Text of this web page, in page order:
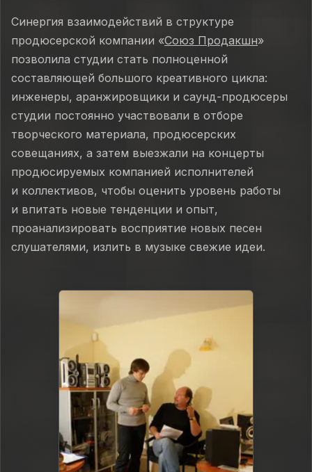
Синергия взаимодействий в структуре
продюсерской компании «Союз Продакшн»
позволила студии стать полноценной
составляющей большого креативного цикла:
инженеры, аранжировщики и саунд-продюсеры
студии постоянно участвовали в отборе
творческого материала, продюсерских
совещаниях, а затем выезжали на концерты
продюсируемых компанией исполнителей
и коллективов, чтобы оценить уровень работы
и впитать новые тенденции и опыт,
проанализировать восприятие новых песен
слушателями, излить в музыке свежие идеи.